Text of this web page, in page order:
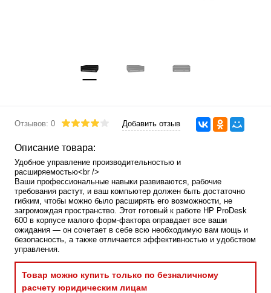
Отзывов: 0 Добавить отзыв
Описание товара:
Удобное управление производительностью и
расширяемостью<br />
Ваши профессиональные навыки развиваются, рабочие
требования растут, и ваш компьютер должен быть достаточно
гибким, чтобы можно было расширять его возможности, не
загромождая пространство. Этот готовый к работе HP ProDesk
600 в корпусе малого форм-фактора оправдает все ваши
ожидания — он сочетает в себе всю необходимую вам мощь и
безопасность, а также отличается эффективностью и удобством
управления.
Товар можно купить только по безналичному
расчету юридическим лицам